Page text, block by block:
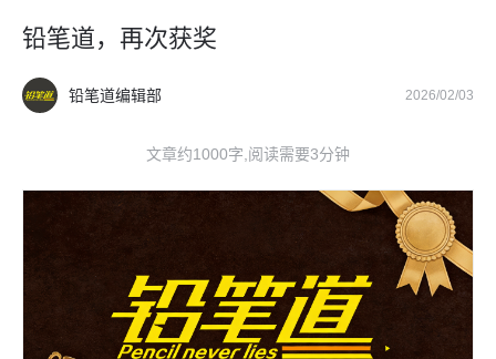
铅笔道，再次获奖
铅笔道编辑部 2026/02/03
文章约1000字,阅读需要3分钟